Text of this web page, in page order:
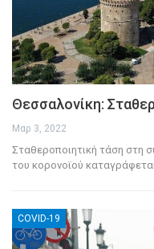
Θεσσαλονίκη:
Μαρ 3, 2022
Σταθεροποιητική τάση στη
του κορονοϊού
COVID-19